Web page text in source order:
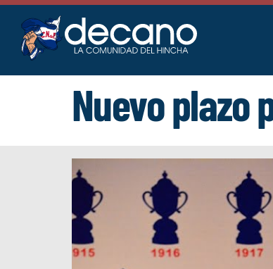
Saltar
contenido
Nuevo plazo